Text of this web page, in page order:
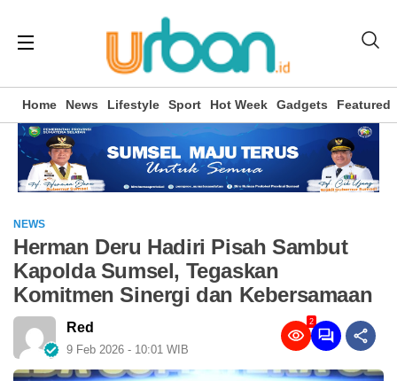
Home News Lifestyle Sport Hot Week Gadgets Featured
NEWS
Herman Deru Hadiri Pisah Sambut
Kapolda Sumsel, Tegaskan
Komitmen Sinergi dan Kebersamaan
Red
9 Feb 2026 - 10:01 WIB
2